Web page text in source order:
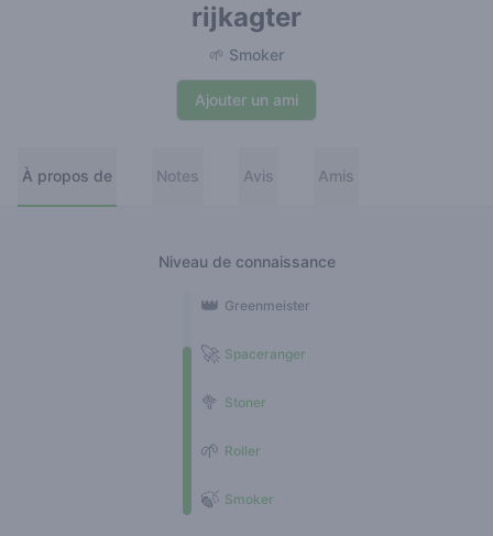
rijkagter
🌱 Smoker
Ajouter un ami
À propos de Notes Avis Amis
Niveau de connaissance
🍃 Smoker
🌱 Roller
🥦 Stoner
🚀 Spaceranger
👑 Greenmeister